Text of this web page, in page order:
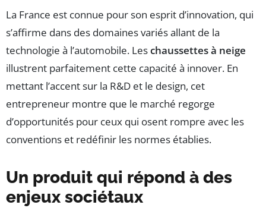
La France est connue pour son esprit d’innovation, qui
s’affirme dans des domaines variés allant de la
technologie à l’automobile. Leschaussettes à neige
illustrent parfaitement cette capacité à innover. En
mettant l’accent sur la R&D et le design, cet
entrepreneur montre que le marché regorge
d’opportunités pour ceux qui osent rompre avec les
conventions et redéfinir les normes établies.
Un produit qui répond à des
enjeux sociétaux